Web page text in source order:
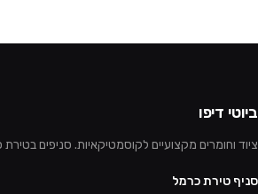
ביוטי דיפו
ציוד וחומרים מקצועיים לקוסמטיקאיות. סניפים בטירת
סניף טירת כרמל